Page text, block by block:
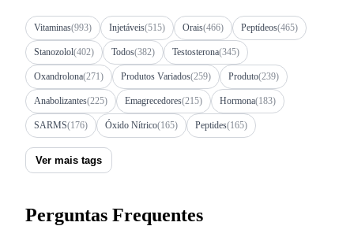
Vitaminas(993) Injetáveis(515) Orais(466) Peptídeos(465)
Stanozolol(402) Todos(382) Testosterona(345)
Oxandrolona(271) Produtos Variados(259) Produto(239)
Anabolizantes(225) Emagrecedores(215) Hormona(183)
SARMS(176) Óxido Nítrico(165) Peptides(165)
Ver mais tags
Perguntas Frequentes